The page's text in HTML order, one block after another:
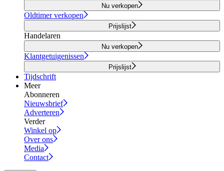
Nu verkopen
Oldtimer verkopen
Prijslijst
Handelaren
Nu verkopen
Klantgetuigenissen
Prijslijst
Tijdschrift
Meer
Abonneren
Nieuwsbrief
Adverteren
Verder
Winkel op
Over ons
Media
Contact